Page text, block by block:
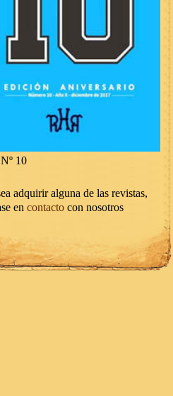
10
adquirir alguna de las revistas,
en contacto con nosotros